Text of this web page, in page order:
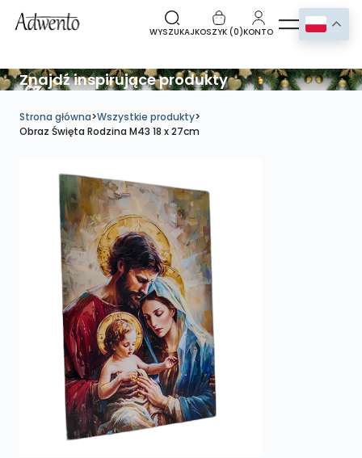
WYSZUKAJKOSZYK (0)KONTO
Znajdź inspirujące produkty
Strona główna>Wszystkie produkty>
Obraz Święta Rodzina M43 18 x 27cm